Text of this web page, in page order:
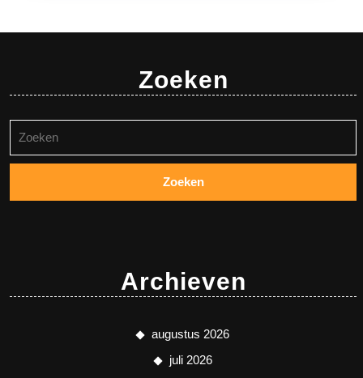
Zoeken
naar:
Archieven
augustus 2026
juli 2026